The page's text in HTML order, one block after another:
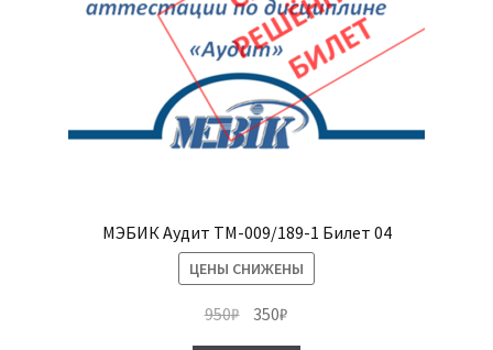
МЭБИК Аудит ТМ-009/189-1 Билет 04
ЦЕНЫ СНИЖЕНЫ
950₽ Первоначальная
350₽